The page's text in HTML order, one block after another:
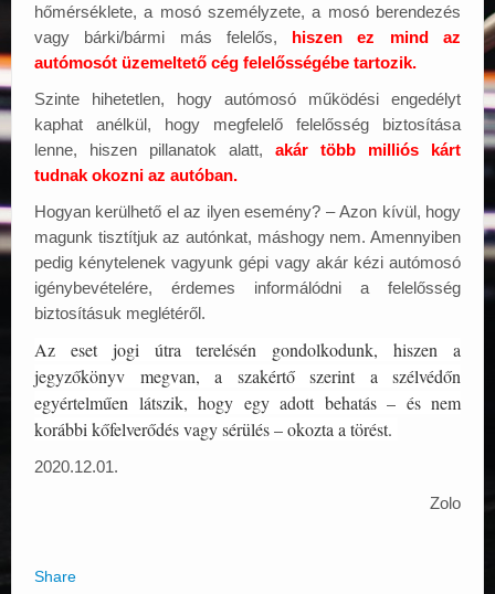
hőmérséklete, a mosó személyzete, a mosó berendezés
vagy bárki/bármi más felelős, hiszen ez mind az
autómosót üzemeltető cég felelősségébe tartozik.
Szinte hihetetlen, hogy autómosó működési engedélyt
kaphat anélkül, hogy megfelelő felelősség biztosítása
lenne, hiszen pillanatok alatt, akár több milliós kárt
tudnak okozni az autóban.
Hogyan kerülhető el az ilyen esemény? – Azon kívül, hogy
magunk tisztítjuk az autónkat, máshogy nem. Amennyiben
pedig kénytelenek vagyunk gépi vagy akár kézi autómosó
igénybevételére, érdemes informálódni a felelősség
biztosításuk meglétéről.
Az eset jogi útra terelésén gondolkodunk, hiszen a
jegyzőkönyv megvan, a szakértő szerint a szélvédőn
egyértelműen látszik, hogy egy adott behatás – és nem
korábbi kőfelverődés vagy sérülés – okozta a törést.
2020.12.01.
Zolo
Share